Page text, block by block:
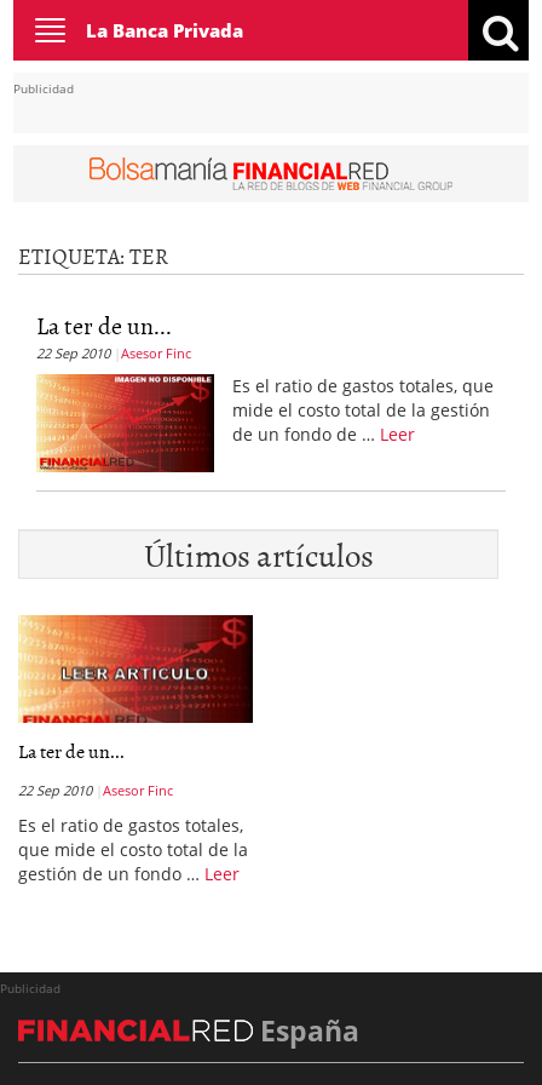
Toggle
navigation
La Banca Privada
Publicidad
ETIQUETA:TER
La ter de un...
22 Sep 2010 Asesor Finc
Es el ratio de gastos totales, que
mide el costo total de la gestión
de un fondo de … Leer
Últimos artículos
La ter de un...
22 Sep 2010 Asesor Finc
Es el ratio de gastos totales,
que mide el costo total de la
gestión de un fondo … Leer
Publicidad
España